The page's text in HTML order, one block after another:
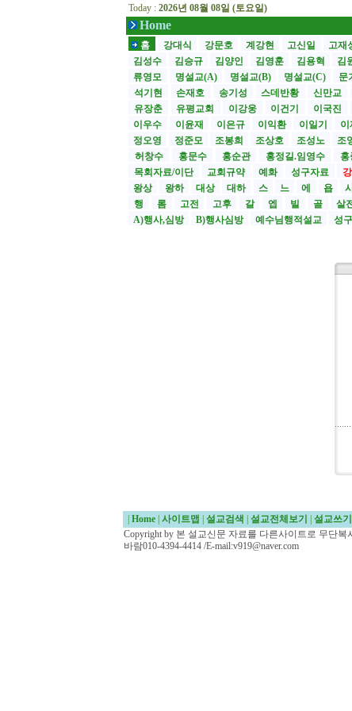
Today : 2026년 08월 08일 (토요일)
Home
홈
강대식 강문호 계강현 고신일 고재
김성수
김승규 김양인 김영훈 김용혁 김
류영모
명설교(A) 명설교(B) 명설교(C) 문
석기현
손재호 송기성 스데반황 신만교
유장춘
유평교회 이강웅 이건기 이국진
이우수
이윤재 이은규 이익환 이일기 이
정오영
정준모 조봉희 조상호 조성노 조
허창수
홍문수 홍순관 홍정길.임영수 홍
목회자료/이단
교회규약 예화 성구자료
왕상
왕하 대상 대하 스 느 에 욥 시
행
롬 고전 고후 갈 엡 빌 골 살
A)행사,심방
B)행사심방 예수님행적설교 성
Home 사이트맵 설교검색 설교전체보기 설교쓰기
Copyright by 본 설교신문 자료를 다른사이트로 무단
바람010-4394-4414 /E-mail:v919@naver.com